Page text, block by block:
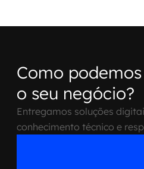
Como
o seu negócio?
Entregamos soluções
conhecimento técnico e